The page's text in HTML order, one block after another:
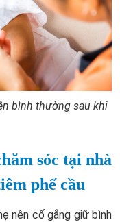
bình thường sau khi
sóc tại nhà
phế cầu
nên cố gắng giữ bình